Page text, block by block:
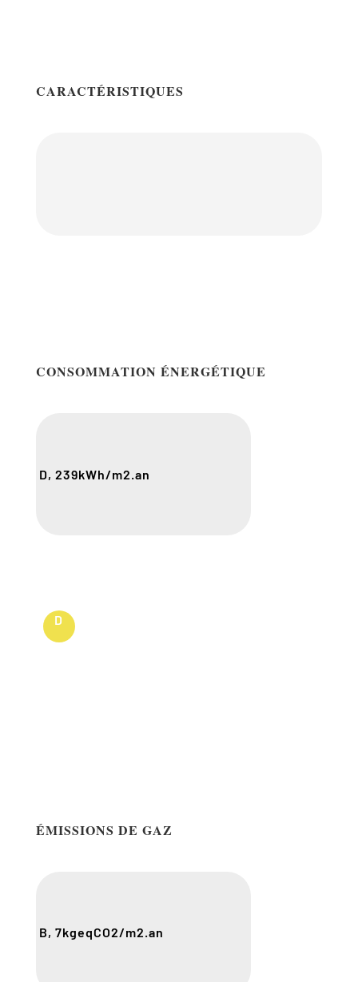
CARACTÉRISTIQUES
CONSOMMATION ÉNERGÉTIQUE
D, 239kWh/m2.an
D
ÉMISSIONS DE GAZ
B, 7kgeqCO2/m2.an